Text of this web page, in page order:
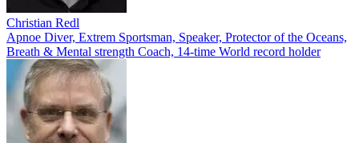
Christian Redl
Apnoe Diver, Extrem Sportsman, Speaker, Protector of the Oceans,
Breath & Mental strength Coach, 14-time World record holder